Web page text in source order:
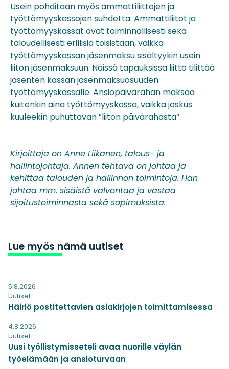
Lue myös nämä uutiset
5.8.2026
Uutiset
Häiriö postitettavien asiakirjojen toimittamisessa
4.8.2026
Uutiset
Uusi työllistymisseteli avaa nuorille väylän
työelämään ja ansioturvaan
Usein pohditaan myös ammattiliittojen ja
työttömyyskassojen suhdetta. Ammattiliitot ja
työttömyyskassat ovat toiminnallisesti sekä
taloudellisesti erillisiä toisistaan, vaikka
työttömyyskassan jäsenmaksu sisältyykin usein
liiton jäsenmaksuun. Näissä tapauksissa liitto tilittää
jäsenten kassan jäsenmaksuosuuden
työttömyyskassalle. Ansiopäivärahan maksaa
kuitenkin aina työttömyyskassa, vaikka joskus
kuuleekin puhuttavan ”liiton päivärahasta”.
Kirjoittaja on Anne Liikanen, talous- ja
hallintojohtaja. Annen tehtävä on johtaa ja
kehittää talouden ja hallinnon toimintoja. Hän
johtaa mm. sisäistä valvontaa ja vastaa
sijoitustoiminnasta sekä sopimuksista.